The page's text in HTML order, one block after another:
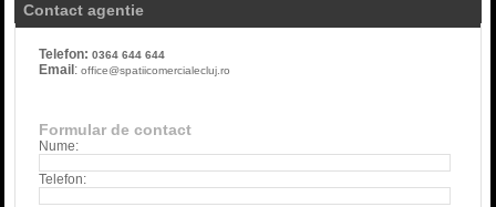
Contact agentie
Telefon:0364 644 644
Email :office@spatiicomercialecluj.ro
Formular de contact
Nume:
Telefon: